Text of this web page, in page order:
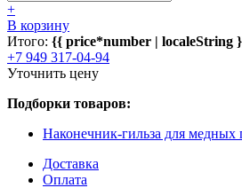
+
В корзину
Итого: {{ price*number | localeString
+7 949 317-04-94
Уточнить цену
Подборки товаров:
Наконечник-гильза для
Доставка
Оплата